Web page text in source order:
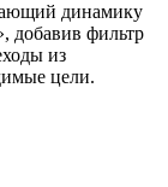
динамику
добавив фильтр
из
цели.